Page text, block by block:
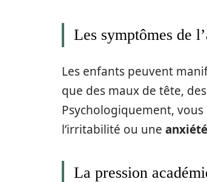
Les symptômes de
Les enfants peuvent
que des maux de tête,
Psychologiquement,
l’irritabilité ou une anxiété
La pression